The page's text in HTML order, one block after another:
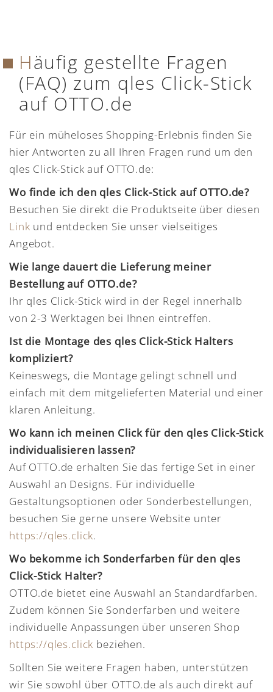
Häufig gestellte Fragen
(FAQ) zum qles Click-Stick
auf OTTO.de
Für ein müheloses Shopping-Erlebnis finden Sie
hier Antworten zu all Ihren Fragen rund um den
qles Click-Stick auf OTTO.de:
Wo finde ich den qles Click-Stick auf OTTO.de?
Besuchen Sie direkt die Produktseite über diesen
Link und entdecken Sie unser vielseitiges
Angebot.
Wie lange dauert die Lieferung meiner
Bestellung auf OTTO.de?
Ihr qles Click-Stick wird in der Regel innerhalb
von 2-3 Werktagen bei Ihnen eintreffen.
Ist die Montage des qles Click-Stick Halters
kompliziert?
Keineswegs, die Montage gelingt schnell und
einfach mit dem mitgelieferten Material und einer
klaren Anleitung.
Wo kann ich meinen Click für den qles Click-Stick
individualisieren lassen?
Auf OTTO.de erhalten Sie das fertige Set in einer
Auswahl an Designs. Für individuelle
Gestaltungsoptionen oder Sonderbestellungen,
besuchen Sie gerne unsere Website unter
https://qles.click.
Wo bekomme ich Sonderfarben für den qles
Click-Stick Halter?
OTTO.de bietet eine Auswahl an Standardfarben.
Zudem können Sie Sonderfarben und weitere
individuelle Anpassungen über unseren Shop
https://qles.click beziehen.
Sollten Sie weitere Fragen haben, unterstützen
wir Sie sowohl über OTTO.de als auch direkt auf